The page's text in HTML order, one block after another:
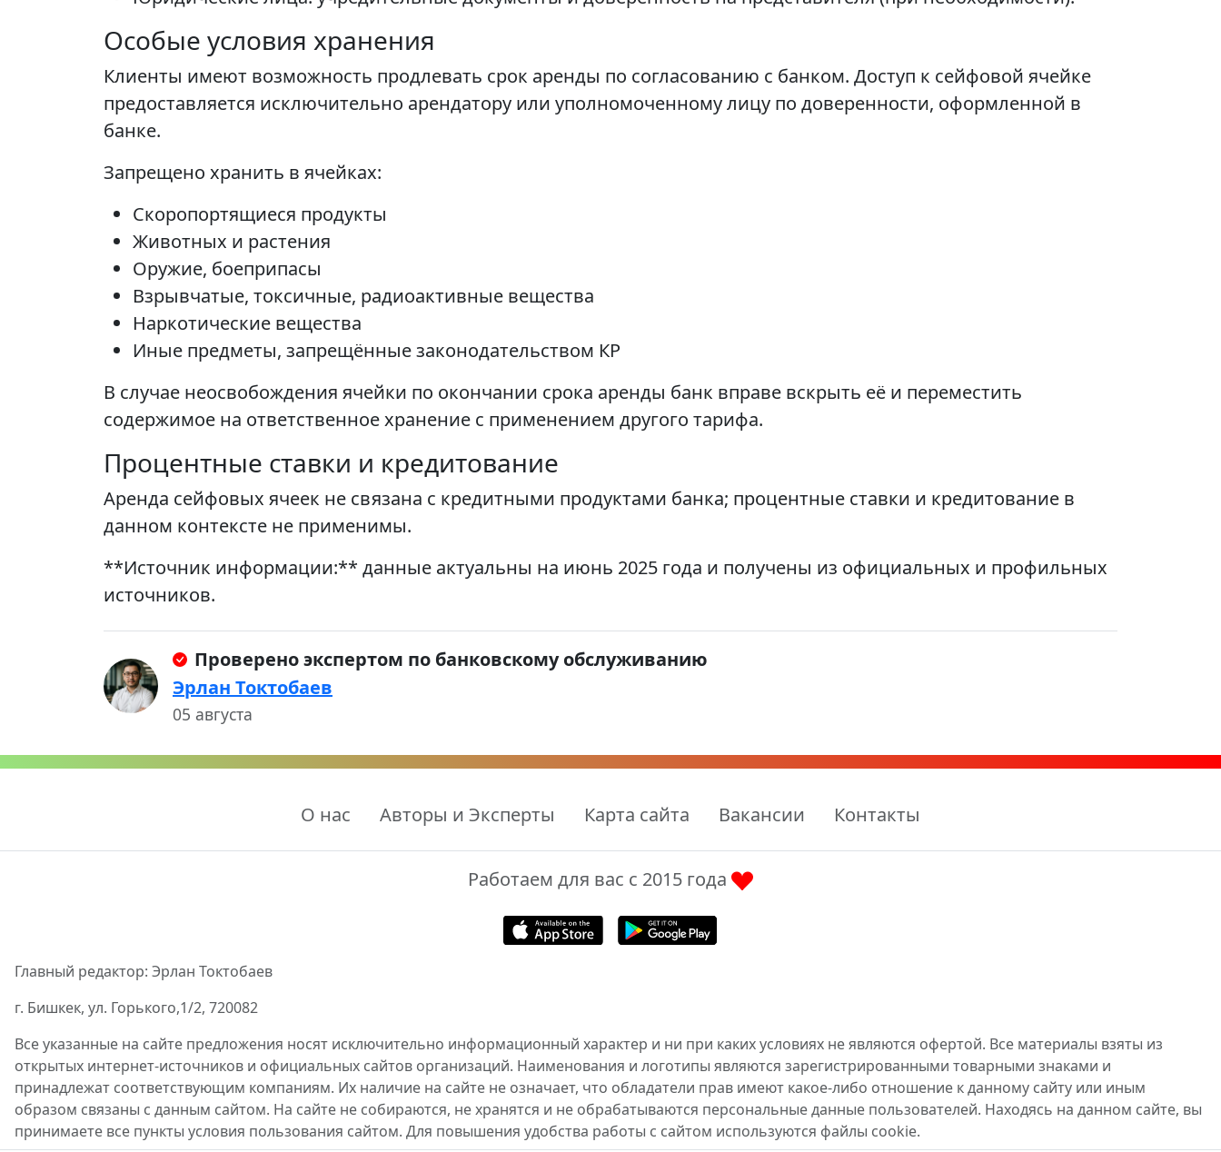
Особые условия хранения
Клиенты имеют возможность продлевать срок аренды по согласованию с банком. Доступ к сейфовой ячейке
предоставляется исключительно арендатору или уполномоченному лицу по доверенности, оформленной в
банке.
Запрещено хранить в ячейках:
Скоропортящиеся продукты
Животных и растения
Оружие, боеприпасы
Взрывчатые, токсичные, радиоактивные вещества
Наркотические вещества
Иные предметы, запрещённые законодательством КР
В случае неосвобождения ячейки по окончании срока аренды банк вправе вскрыть её и переместить
содержимое на ответственное хранение с применением другого тарифа.
Процентные ставки и кредитование
Аренда сейфовых ячеек не связана с кредитными продуктами банка; процентные ставки и кредитование в
данном контексте не применимы.
**Источник информации:** данные актуальны на июнь 2025 года и получены из официальных и профильных
источников.
Проверено экспертом по банковскому обслуживанию
Эрлан Токтобаев
05 августа
О нас Авторы и Эксперты Карта сайта Вакансии Контакты
Работаем для вас с 2015 года
Главный редактор: Эрлан Токтобаев
г. Бишкек, ул. Горького,1/2, 720082
Все указанные на сайте предложения носят исключительно информационный характер и ни при каких условиях не являются офертой. Все материалы взяты из
открытых интернет-источников и официальных сайтов организаций. Наименования и логотипы являются зарегистрированными товарными знаками и
принадлежат соответствующим компаниям. Их наличие на сайте не означает, что обладатели прав имеют какое-либо отношение к данному сайту или иным
образом связаны с данным сайтом. На сайте не собираются, не хранятся и не обрабатываются персональные данные пользователей. Находясь на данном сайте, вы
принимаете все пункты условия пользования сайтом. Для повышения удобства работы с сайтом используются файлы cookie.